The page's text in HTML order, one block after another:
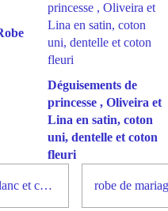
Déguisements de
princesse , Oliveira et
Lina en satin, coton
uni, dentelle et coton
fleuri
déguisement de princesse taffetas blanc et coton